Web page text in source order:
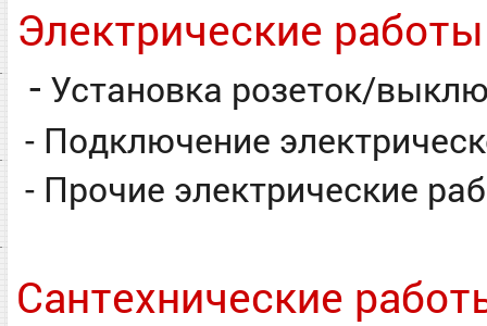
Электрические
- Установка розеток/
- Подключение
- Прочие электрические
Сантехнические